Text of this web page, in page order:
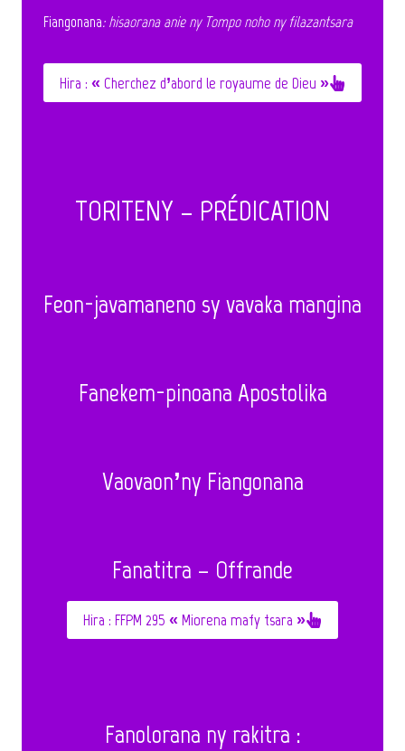
Fiangonana: hisaorana anie ny Tompo noho ny filazantsara
Hira : « Cherchez d’abord le royaume de Dieu »
TORITENY – PRÉDICATION
Feon-javamaneno sy vavaka mangina
Fanekem-pinoana Apostolika
Vaovaon’ny Fiangonana
Fanatitra – Offrande
Hira : FFPM 295 « Miorena mafy tsara »
Fanolorana ny rakitra :